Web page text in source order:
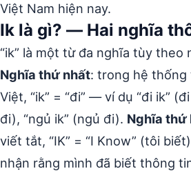
Việt Nam hiện nay.
Ik là gì? — Hai nghĩa
“ik” là một từ đa nghĩa tùy theo
Nghĩa thứ nhất: trong hệ
Việt, “ik” = “đi” — ví dụ “đi ik”
đi), “ngủ ik” (ngủ đi). Nghĩa thứ
viết tắt, “IK” = “I Know” (tôi
nhận rằng mình đã biết thông